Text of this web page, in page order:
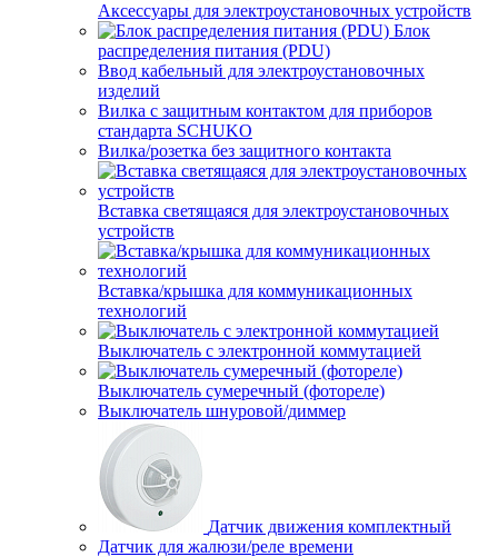
Аксессуары для электроустановочных устройств
Блок
распределения питания (PDU)
Ввод кабельный для электроустановочных
изделий
Вилка с защитным контактом для приборов
стандарта SCHUKO
Вилка/розетка без защитного контакта
Вставка светящаяся для электроустановочных
устройств
Вставка/крышка для коммуникационных
технологий
Выключатель с электронной коммутацией
Выключатель сумеречный (фотореле)
Выключатель шнуровой/диммер
Датчик движения комплектный
Датчик для жалюзи/реле времени